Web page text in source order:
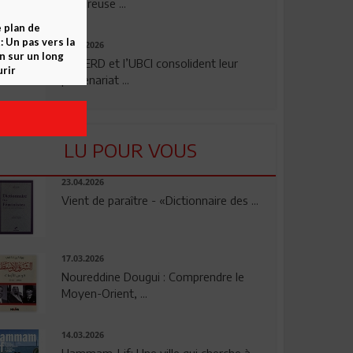
rigoureuse ...
24.07.2026
La BERD et l’UBCI consolident leur
partenariat ...
LU POUR VOUS
23.04.2026
Vient de paraître - «Dictionnaire des ...
17.03.2026
Noureddine Dougui : Comprendre le
Moyen-Orient, ...
14.03.2026
plan de
Un pas vers la
sur un long